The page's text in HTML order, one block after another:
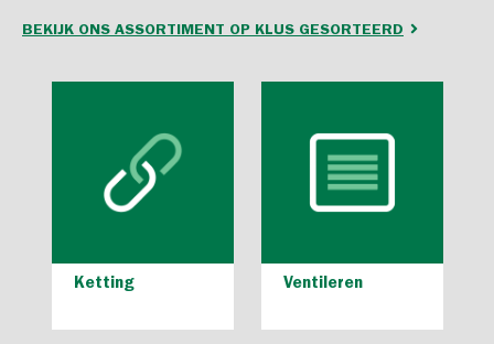
BEKIJK ONS ASSORTIMENT OP KLUS GESORTEERD
Ketting Ventileren